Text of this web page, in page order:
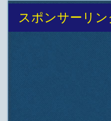
スポンサーリン